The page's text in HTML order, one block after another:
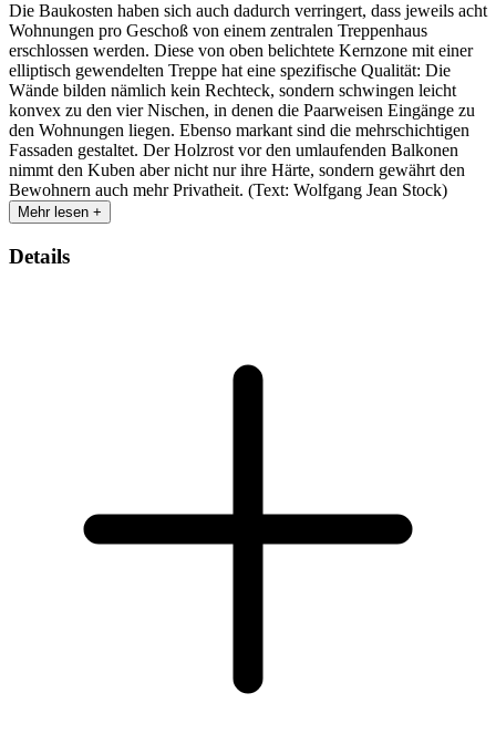
Die Baukosten haben sich auch dadurch verringert, dass jeweils acht
Wohnungen pro Geschoß von einem zentralen Treppenhaus
erschlossen werden. Diese von oben belichtete Kernzone mit einer
elliptisch gewendelten Treppe hat eine spezifische Qualität: Die
Wände bilden nämlich kein Rechteck, sondern schwingen leicht
konvex zu den vier Nischen, in denen die Paarweisen Eingänge zu
den Wohnungen liegen. Ebenso markant sind die mehrschichtigen
Fassaden gestaltet. Der Holzrost vor den umlaufenden Balkonen
nimmt den Kuben aber nicht nur ihre Härte, sondern gewährt den
Bewohnern auch mehr Privatheit. (Text: Wolfgang Jean Stock)
Mehr lesen +
Details